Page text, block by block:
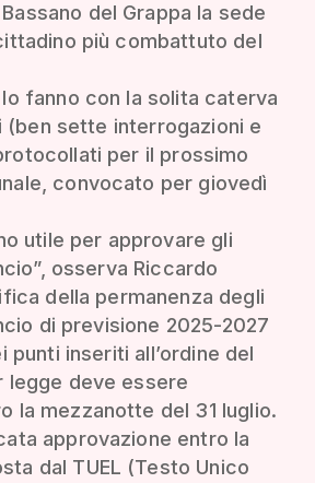
del Grappa la sede
più combattuto del
lo fanno con la solita caterva
(ben sette interrogazioni e
per il prossimo
convocato per giovedì
utile per approvare gli
osserva Riccardo
della permanenza degli
di previsione 2025-2027
punti inseriti all’ordine del
legge deve essere
la mezzanotte del 31 luglio.
approvazione entro la
dal TUEL (Testo Unico